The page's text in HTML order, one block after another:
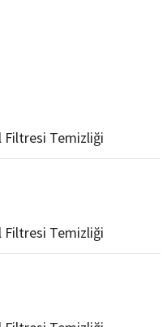
Filtresi Temizliği
Filtresi Temizliği